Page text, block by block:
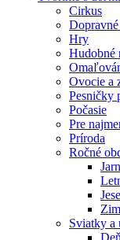
Cirkus
Hry
Hudobné
Ovocie a
Pesničky
Počasie
Pre
Príroda
Ročné
Sviatky a